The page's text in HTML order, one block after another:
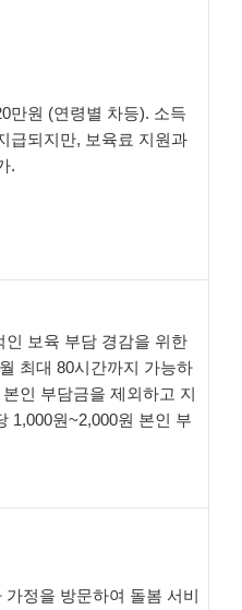
만원 (연령별 차등). 소득
급되지만, 보육료 지원과
.
인 보육 부담 경감을 위한
최대 80시간까지 가능하
인 부담금을 제외하고 지
1,000원~2,000원 본인 부
가정을 방문하여 돌봄 서비